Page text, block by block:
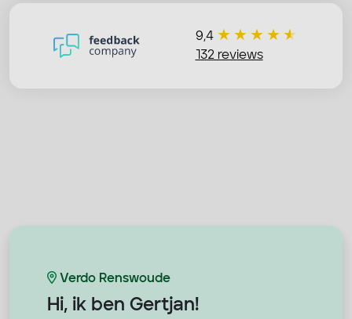
9,4
132 reviews
Verdo Renswoude
Hi, ik ben Gertjan!